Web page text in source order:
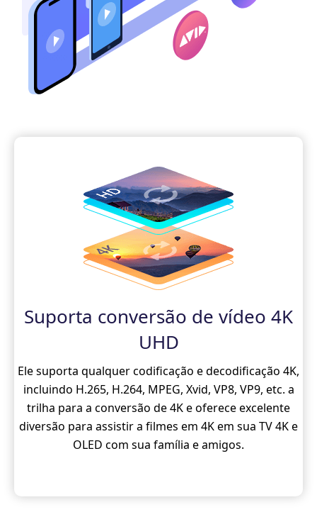
Suporta conversão de vídeo 4K
UHD
Ele suporta qualquer codificação e decodificação 4K,
incluindo H.265, H.264, MPEG, Xvid, VP8, VP9, ​​etc. a
trilha para a conversão de 4K e oferece excelente
diversão para assistir a filmes em 4K em sua TV 4K e
OLED com sua família e amigos.